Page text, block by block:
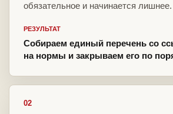
обязательное и начинается лишнее.
РЕЗУЛЬТАТ
Собираем единый перечень со
на нормы и закрываем его по
02